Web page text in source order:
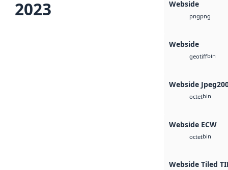
2023
Webside
pngpng
Webside
geotiffbin
Webside
octetbin
Webside ECW
octetbin
Webside Tiled